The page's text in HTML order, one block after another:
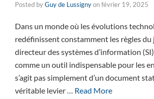
Posted byGuy de Lussignyonfévrier 19, 2025
Dans un monde où les évolutions
redéfinissent constamment les règles du
directeur des systèmes d’information (SI)
comme un outil indispensable pour les
s’agit pas simplement d’un document
véritable levier … Read More